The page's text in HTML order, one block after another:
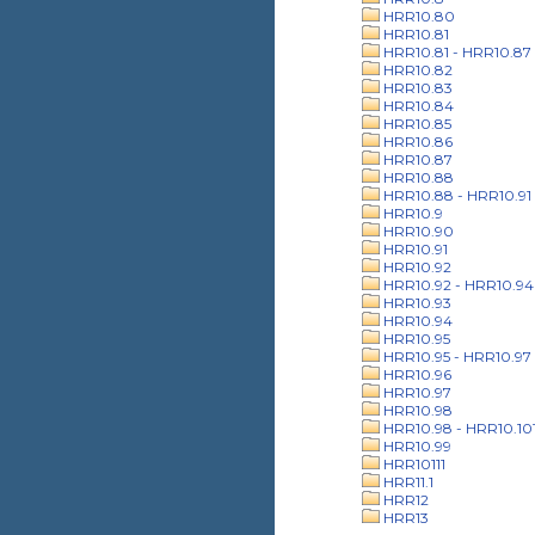
HRR10.80
HRR10.81
HRR10.81 - HRR10.87
HRR10.82
HRR10.83
HRR10.84
HRR10.85
HRR10.86
HRR10.87
HRR10.88
HRR10.88 - HRR10.91
HRR10.9
HRR10.90
HRR10.91
HRR10.92
HRR10.92 - HRR10.94
HRR10.93
HRR10.94
HRR10.95
HRR10.95 - HRR10.97
HRR10.96
HRR10.97
HRR10.98
HRR10.98 -
HRR10.99
HRR10111
HRR11.1
HRR12
HRR13